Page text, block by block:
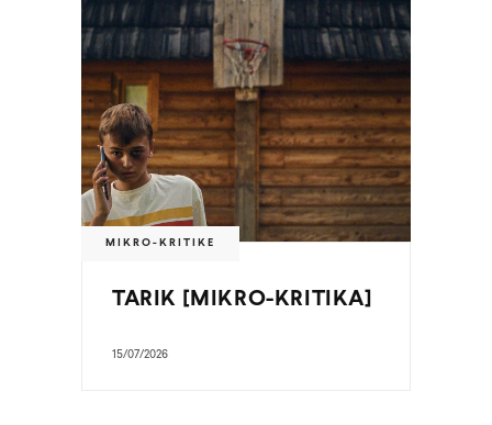
MIKRO-KRITIKE
TARIK [MIKRO-KRITIKA]
15/07/2026